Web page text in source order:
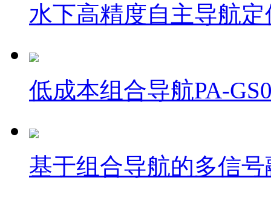
水下高精度自主导航定
低成本组合导航PA-
基于组合导航的多信